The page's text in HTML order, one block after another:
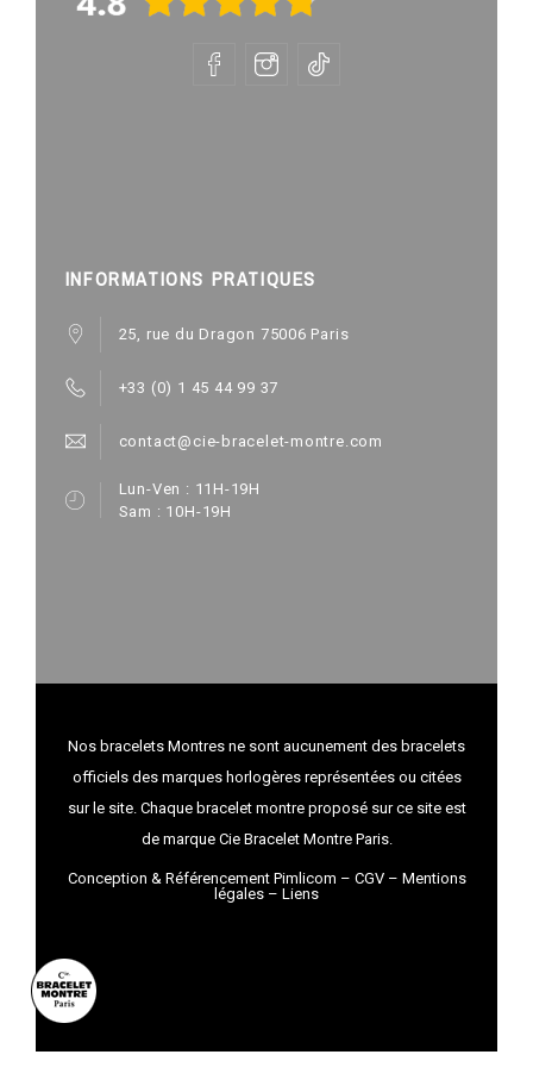
INFORMATIONS PRATIQUES
25, rue du Dragon 75006 Paris
+33 (0) 1 45 44 99 37
contact@cie-bracelet-montre.com
Lun-Ven : 11H-19H
Sam : 10H-19H
Nos bracelets Montres ne sont aucunement des bracelets
officiels des marques horlogères représentées ou citées
sur le site. Chaque bracelet montre proposé sur ce site est
de marque Cie Bracelet Montre Paris.
Conception & Référencement Pimlicom – CGV– Mentions
légales – Liens